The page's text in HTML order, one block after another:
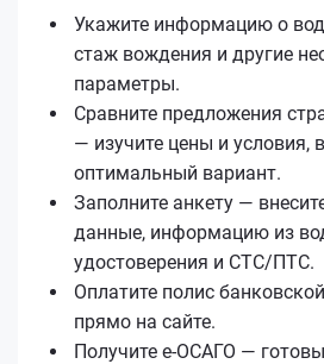
Укажите информацию о
стаж вождения и другие
параметры.
Сравните предложения
— изучите цены и условия,
оптимальный вариант.
Заполните анкету —
данные, информацию из
удостоверения и СТС/ПТС.
Оплатите полис
прямо на сайте.
Получите е‑ОСАГО —